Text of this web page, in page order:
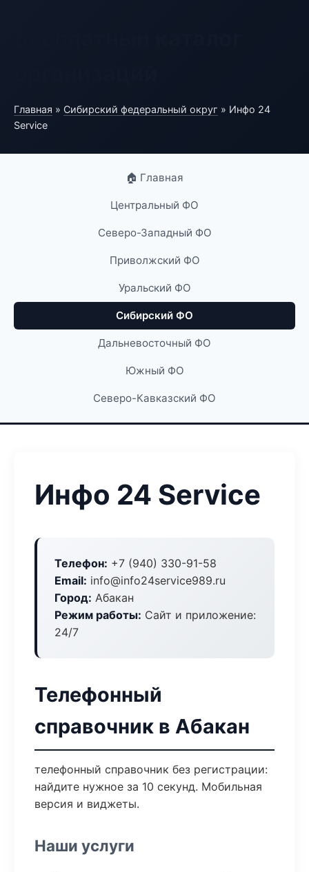
Главная » Сибирский федеральный округ » Инфо 24
Service
🏠 Главная
Центральный ФО
Северо-Западный ФО
Приволжский ФО
Уральский ФО
Сибирский ФО
Дальневосточный ФО
Южный ФО
Северо-Кавказский ФО
Инфо 24 Service
Телефон: +7 (940) 330-91-58
Email: info@info24service989.ru
Город: Абакан
Режим работы: Сайт и приложение:
24/7
Телефонный
справочник в Абакан
телефонный справочник без регистрации:
найдите нужное за 10 секунд. Мобильная
версия и виджеты.
Наши услуги